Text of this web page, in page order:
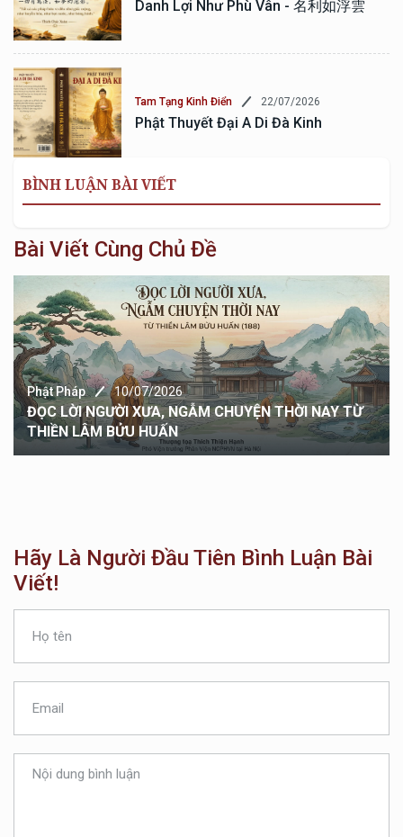
Danh Lợi Như Phù Vân - 名利如浮雲
Tam Tạng Kinh Điển 22/07/2026
Phật Thuyết Đại A Di Đà Kinh
BÌNH LUẬN BÀI VIẾT
Bài Viết Cùng Chủ Đề
Phật Pháp 10/07/2026
ĐỌC LỜI NGƯỜI XƯA, NGẪM CHUYỆN THỜI NAY TỪ
THIỀN LÂM BỬU HUẤN
Hãy Là Người Đầu Tiên Bình Luận Bài
Viết!